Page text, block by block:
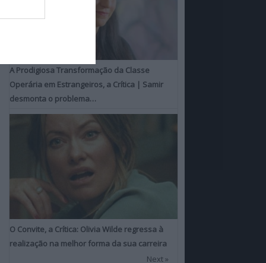
A Prodigiosa Transformação da Classe
Operária em Estrangeiros, a Crítica | Samir
desmonta o problema…
O Convite, a Crítica: Olivia Wilde regressa à
realização na melhor forma da sua carreira
Next »